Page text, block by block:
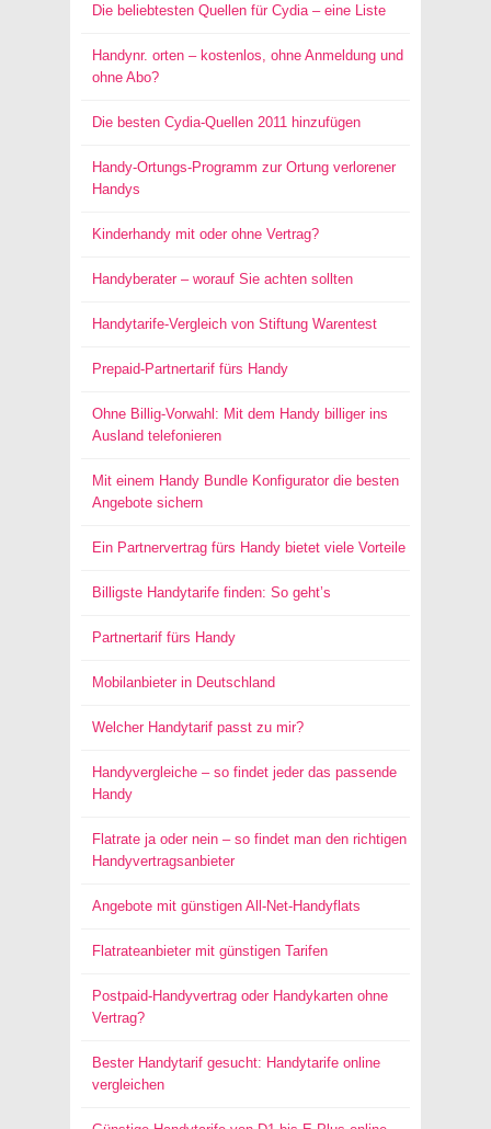
Die beliebtesten Quellen für Cydia – eine Liste
Handynr. orten – kostenlos, ohne Anmeldung und
ohne Abo?
Die besten Cydia-Quellen 2011 hinzufügen
Handy-Ortungs-Programm zur Ortung verlorener
Handys
Kinderhandy mit oder ohne Vertrag?
Handyberater – worauf Sie achten sollten
Handytarife-Vergleich von Stiftung Warentest
Prepaid-Partnertarif fürs Handy
Ohne Billig-Vorwahl: Mit dem Handy billiger ins
Ausland telefonieren
Mit einem Handy Bundle Konfigurator die besten
Angebote sichern
Ein Partnervertrag fürs Handy bietet viele Vorteile
Billigste Handytarife finden: So geht’s
Partnertarif fürs Handy
Mobilanbieter in Deutschland
Welcher Handytarif passt zu mir?
Handyvergleiche – so findet jeder das passende
Handy
Flatrate ja oder nein – so findet man den richtigen
Handyvertragsanbieter
Angebote mit günstigen All-Net-Handyflats
Flatrateanbieter mit günstigen Tarifen
Postpaid-Handyvertrag oder Handykarten ohne
Vertrag?
Bester Handytarif gesucht: Handytarife online
vergleichen